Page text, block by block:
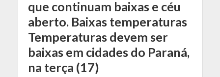
que continuam baixas e céu
aberto. Baixas temperaturas
Temperaturas devem ser
baixas em cidades do Paraná,
na terça (17)